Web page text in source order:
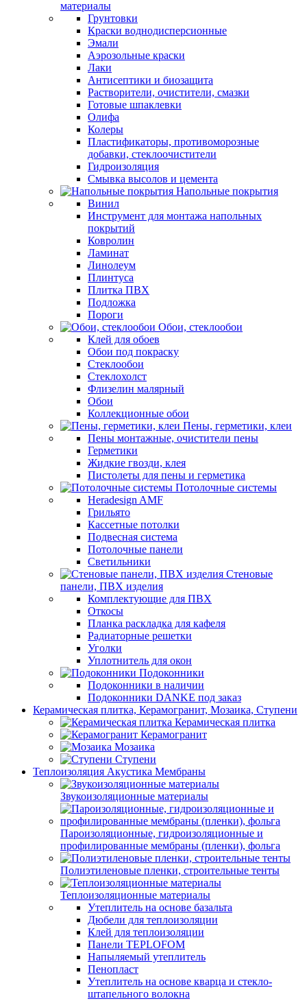
материалы
Грунтовки
Краски воднодисперсионные
Эмали
Аэрозольные краски
Лаки
Антисептики и биозащита
Растворители, очистители, смазки
Готовые шпаклевки
Олифа
Колеры
Пластификаторы, противоморозные
добавки, стеклоочистители
Гидроизоляция
Смывка высолов и цемента
Напольные покрытия
Винил
Инструмент для монтажа напольных
покрытий
Ковролин
Ламинат
Линолеум
Плинтуса
Плитка ПВХ
Подложка
Пороги
Обои, стеклообои
Клей для обоев
Обои под покраску
Стеклообои
Стеклохолст
Флизелин малярный
Обои
Коллекционные обои
Пены, герметики, клеи
Пены монтажные, очистители пены
Герметики
Жидкие гвозди, клея
Пистолеты для пены и герметика
Потолочные системы
Heradesign AMF
Грильято
Кассетные потолки
Подвесная система
Потолочные панели
Светильники
Стеновые
панели, ПВХ изделия
Комплектующие для ПВХ
Откосы
Планка раскладка для кафеля
Радиаторные решетки
Уголки
Уплотнитель для окон
Подоконники
Подоконники в наличии
Подоконники DANKE под заказ
Керамическая плитка, Керамогранит, Мозаика, Ступени
Керамическая плитка
Керамогранит
Мозаика
Ступени
Теплоизоляция Акустика Мембраны
Звукоизоляционные материалы
Пароизоляционные, гидроизоляционные и
профилированные мембраны (пленки), фольга
Полиэтиленовые пленки, строительные тенты
Теплоизоляционные материалы
Утеплитель на основе базальта
Дюбели для теплоизоляции
Клей для теплоизоляции
Панели TEPLOFOM
Напыляемый утеплитель
Пенопласт
Утеплитель на основе кварца и стекло-
штапельного волокна